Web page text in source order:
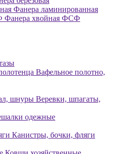
Фанера ламинированная
Фанера хвойная ФСФ
Вафельное полотно,
Веревки, шпагаты,
одежные
Канистры, бочки, фляги